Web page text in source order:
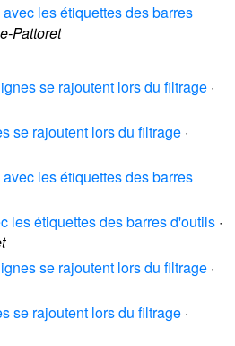
les étiquettes des barres
Pattoret
se rajoutent lors du filtrage ·
se rajoutent lors du filtrage ·
les étiquettes des barres
les étiquettes des barres d'outils ·
se rajoutent lors du filtrage ·
se rajoutent lors du filtrage ·